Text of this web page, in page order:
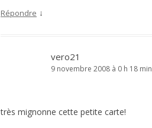
Répondre ↓
vero21
9 novembre 2008 à 0 h 18 min
très mignonne cette petite carte!